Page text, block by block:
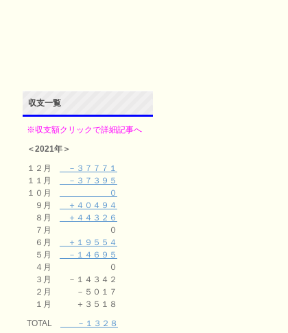
収支一覧
※収支額クリックで詳細記事へ
＜2021年＞
１２月
－３７７７１
１１月
－３７３９５
１０月
０
９月
＋４０４９４
８月
＋４４３２６
７月 ０
６月
＋１９５５４
５月
－１４６９５
４月 ０
３月 －１４３４２
２月 －５０１７
１月 ＋３５１８
TOTAL
－１３２８